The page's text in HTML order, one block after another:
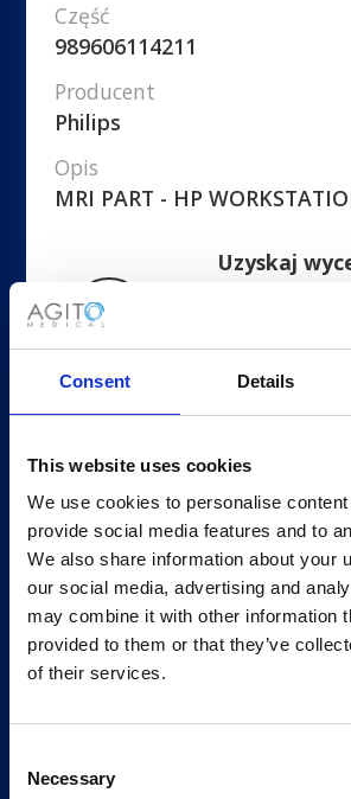
Consent Details
This website uses cookies
We use cookies to personalise
provide social media features and to
We also share information about your
our social media, advertising and
may combine it with other information
provided to them or that they’ve
of their services.
Selection
Necessary
Część
989606114211
Producent
Philips
Opis
MRI PART - HP
Uzyskaj
W magazynie
Część
459800171081
Producent
Philips
Opis
MRI PART - DVD-PC-4 HP
Uzyskaj
W magazynie
Część